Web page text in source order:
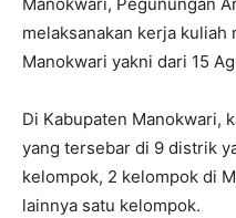
melaksanakan kerja kuliah
Manokwari yakni dari 15
Di Kabupaten Manokwari,
yang tersebar di 9 distrik
kelompok, 2 kelompok di
lainnya satu kelompok.